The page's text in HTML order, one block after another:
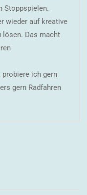
Stoppspielen.
wieder auf kreative
lösen. Das macht
probiere ich gern
gern Radfahren